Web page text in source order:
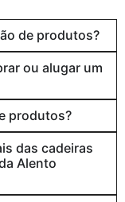
de produtos?
ou alugar um
produtos?
das cadeiras
Alento